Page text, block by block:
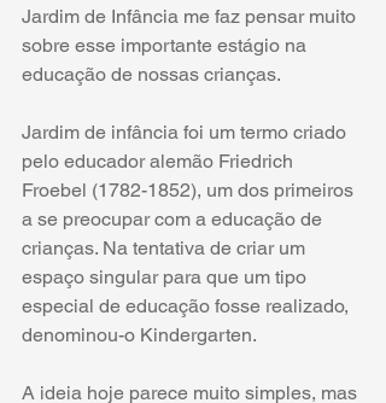
Jardim de Infância me faz pensar muito
sobre esse importante estágio na
educação de nossas crianças.
Jardim de infância foi um termo criado
pelo educador alemão Friedrich
Froebel (1782-1852), um dos primeiros
a se preocupar com a educação de
crianças. Na tentativa de criar um
espaço singular para que um tipo
especial de educação fosse realizado,
denominou-o Kindergarten.
A ideia hoje parece muito simples, mas